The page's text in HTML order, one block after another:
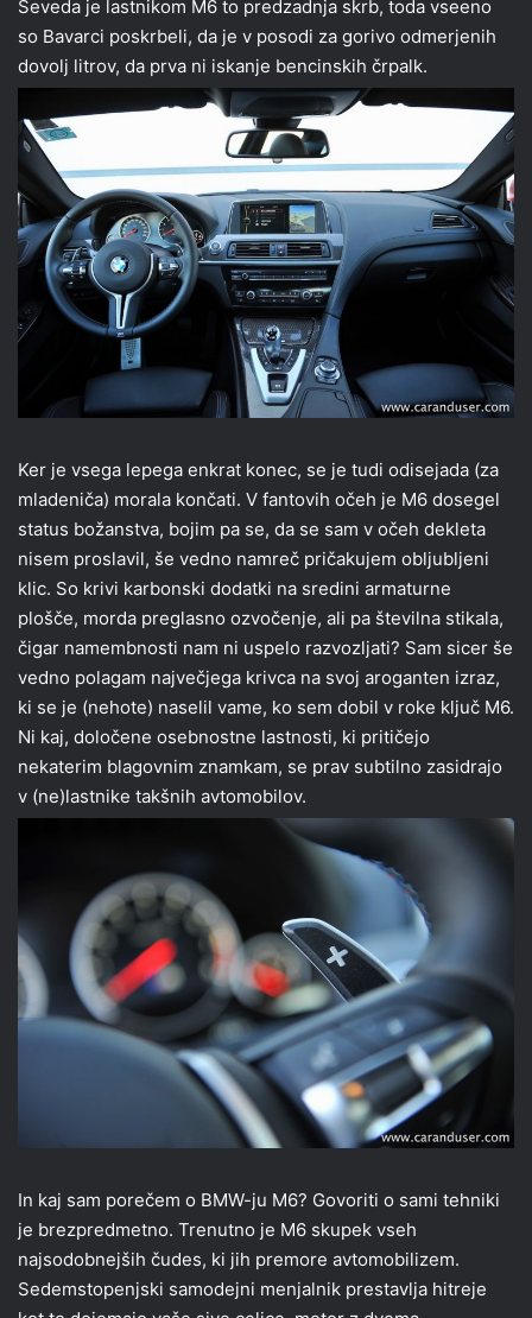
Seveda je lastnikom M6 to predzadnja skrb, toda vseeno
so Bavarci poskrbeli, da je v posodi za gorivo odmerjenih
dovolj litrov, da prva ni iskanje bencinskih črpalk.
Ker je vsega lepega enkrat konec, se je tudi odisejada (za
mladeniča) morala končati. V fantovih očeh je M6 dosegel
status božanstva, bojim pa se, da se sam v očeh dekleta
nisem proslavil, še vedno namreč pričakujem obljubljeni
klic. So krivi karbonski dodatki na sredini armaturne
plošče, morda preglasno ozvočenje, ali pa številna stikala,
čigar namembnosti nam ni uspelo razvozljati? Sam sicer še
vedno polagam največjega krivca na svoj aroganten izraz,
ki se je (nehote) naselil vame, ko sem dobil v roke ključ M6.
Ni kaj, določene osebnostne lastnosti, ki pritičejo
nekaterim blagovnim znamkam, se prav subtilno zasidrajo
v (ne)lastnike takšnih avtomobilov.
In kaj sam porečem o BMW-ju M6? Govoriti o sami tehniki
je brezpredmetno. Trenutno je M6 skupek vseh
najsodobnejših čudes, ki jih premore avtomobilizem.
Sedemstopenjski samodejni menjalnik prestavlja hitreje